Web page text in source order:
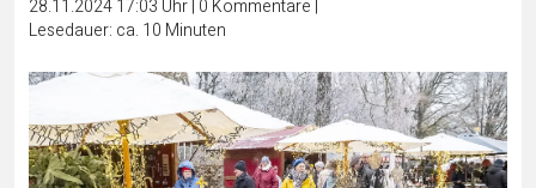
28.11.2024 17:03 Uhr| 0 Kommentare |
Lesedauer: ca. 10 Minuten